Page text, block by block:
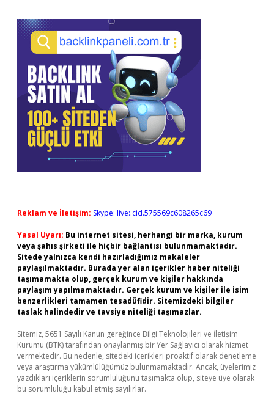
Reklam ve İletişim: Skype: live:.cid.575569c608265c69
Yasal Uyarı: Bu internet sitesi, herhangi bir marka, kurum
veya şahıs şirketi ile hiçbir bağlantısı bulunmamaktadır.
Sitede yalnızca kendi hazırladığımız makaleler
paylaşılmaktadır. Burada yer alan içerikler haber niteliği
taşımamakta olup, gerçek kurum ve kişiler hakkında
paylaşım yapılmamaktadır. Gerçek kurum ve kişiler ile isim
benzerlikleri tamamen tesadüfidir. Sitemizdeki bilgiler
taslak halindedir ve tavsiye niteliği taşımazlar.
Sitemiz, 5651 Sayılı Kanun gereğince Bilgi Teknolojileri ve İletişim
Kurumu (BTK) tarafından onaylanmış bir Yer Sağlayıcı olarak hizmet
vermektedir. Bu nedenle, sitedeki içerikleri proaktif olarak denetleme
veya araştırma yükümlülüğümüz bulunmamaktadır. Ancak, üyelerimiz
yazdıkları içeriklerin sorumluluğunu taşımakta olup, siteye üye olarak
bu sorumluluğu kabul etmiş sayılırlar.